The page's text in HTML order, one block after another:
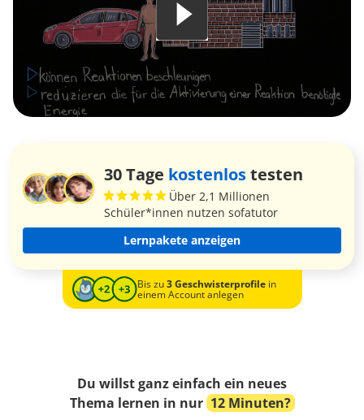
30 Tage kostenlostesten
Über 2,1 Millionen
Schüler*innen nutzen sofatutor
Lernpakete anzeigen
Bis zu3 Geschwisterprofilein
einem Account anlegen
Du willst ganz einfach ein neues
Thema lernen in nur 12 Minuten?